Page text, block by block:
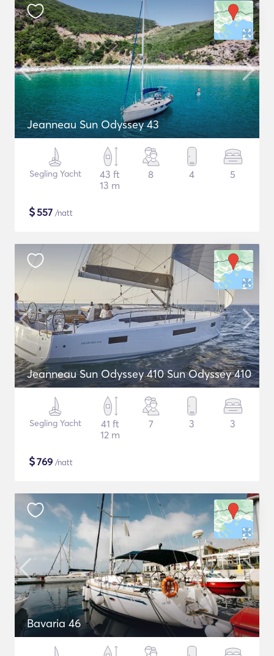
Jeanneau Sun Odyssey 43
Segling Yacht
43 ft
13 m
8 4 5
$557 /natt
Jeanneau Sun Odyssey 410 Sun Odyssey 410
Segling Yacht
41 ft
12 m
7 3 3
$769 /natt
Bavaria 46